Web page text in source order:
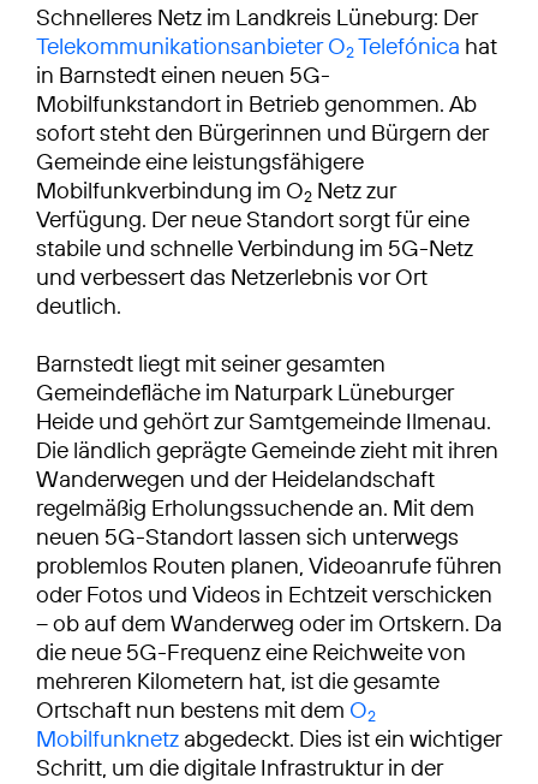
Schnelleres Netz im Landkreis Lüneburg: Der
Telekommunikationsanbieter O2Telefónica hat
in Barnstedt einen neuen 5G-
Mobilfunkstandort in Betrieb genommen. Ab
sofort steht den Bürgerinnen und Bürgern der
Gemeinde eine leistungsfähigere
Mobilfunkverbindung im O2 Netz zur
Verfügung. Der neue Standort sorgt für eine
stabile und schnelle Verbindung im 5G-Netz
und verbessert das Netzerlebnis vor Ort
deutlich.
Barnstedt liegt mit seiner gesamten
Gemeindefläche im Naturpark Lüneburger
Heide und gehört zur Samtgemeinde Ilmenau.
Die ländlich geprägte Gemeinde zieht mit ihren
Wanderwegen und der Heidelandschaft
regelmäßig Erholungssuchende an. Mit dem
neuen 5G-Standort lassen sich unterwegs
problemlos Routen planen, Videoanrufe führen
oder Fotos und Videos in Echtzeit verschicken
– ob auf dem Wanderweg oder im Ortskern. Da
die neue 5G-Frequenz eine Reichweite von
mehreren Kilometern hat, ist die gesamte
Ortschaft nun bestens mit dem O2
Mobilfunknetz abgedeckt. Dies ist ein wichtiger
Schritt, um die digitale Infrastruktur in der